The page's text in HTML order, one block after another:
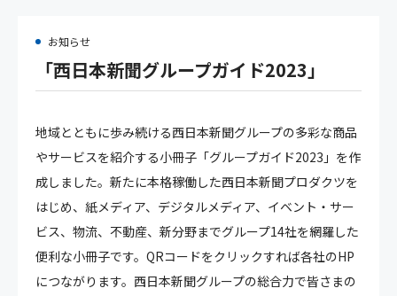
お知らせ
「西日本新聞グループガイド2023」
地域とともに歩み続ける西日本新聞グループの多彩な商品
やサービスを紹介する小冊子「グループガイド2023」を作
成しました。新たに本格稼働した西日本新聞プロダクツを
はじめ、紙メディア、デジタルメディア、イベント・サー
ビス、物流、不動産、新分野までグループ14社を網羅した
便利な小冊子です。QRコードをクリックすれば各社のHP
につながります。西日本新聞グループの総合力で皆さまの